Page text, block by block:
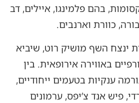
בהם פלמינגו, איילים, דב
כוורת וארנבים.
ינצח השף מושיק רוט, שיביא
באווירה אירופאית. בין
ענקיות בטעמים ייחודיים,
פיש אנד צ’יפס, ערמונים